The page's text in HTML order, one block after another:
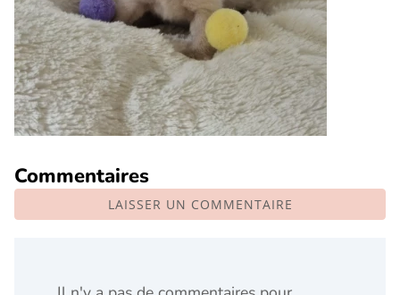
Commentaires
LAISSER UN COMMENTAIRE